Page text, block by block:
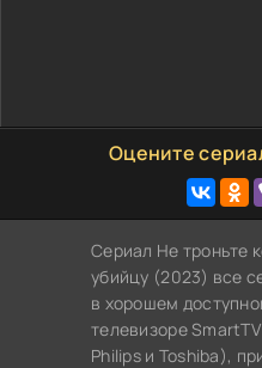
Оцените
1 2 3 4 5
Сериал Не троньте
убийцу (2023) все
в хорошем
телевизоре
Philips и Toshiba),